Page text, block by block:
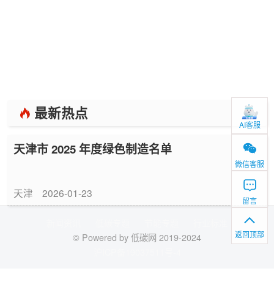
最新热点
天津市 2025 年度绿色制造名单
天津 2026-01-23
AI客服
微信客服
留言
返回顶部
© Powered by 低碳网 2019-2024